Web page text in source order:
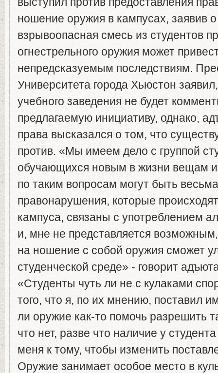
ношение оружия в кампусах, заявив
взрывоопасная смесь из студентов
огнестрельного оружия может
непредсказуемым последствиям.
Университета города Хьюстон
учебного заведения не будет
предлагаемую инициативу, однако,
права высказался о том, что
против. «Мы имеем дело с группой
обучающихся новым в жизни вещам и
по таким вопросам могут быть
правонарушения, которые
кампуса, связаны с употреблением
и, мне не представляется
на ношение с собой оружия сможет
студенческой среде» - говорит
«Студенты чуть ли не с кулаками
того, что я, по их мнению, поставил
ли оружие как-то помочь разрешить
что нет, разве что наличие у
меня к тому, чтобы изменить
Оружие занимает особое место в